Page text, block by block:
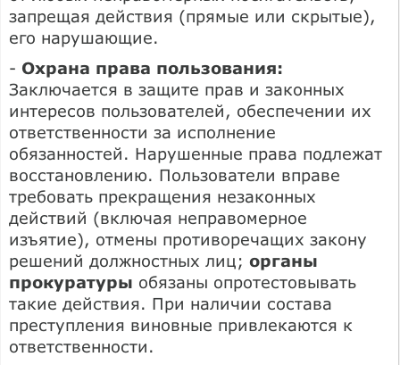
запрещая действия (прямые или скрытые),
его нарушающие.
- Охрана права пользования:
Заключается в защите прав и законных
интересов пользователей, обеспечении их
ответственности за исполнение
обязанностей. Нарушенные права подлежат
восстановлению. Пользователи вправе
требовать прекращения незаконных
действий (включая неправомерное
изъятие), отмены противоречащих закону
решений должностных лиц; органы
прокуратуры обязаны опротестовывать
такие действия. При наличии состава
преступления виновные привлекаются к
ответственности.